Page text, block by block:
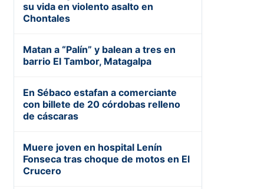
su vida en violento asalto en
Chontales
Matan a “Palín” y balean a tres en
barrio El Tambor, Matagalpa
En Sébaco estafan a comerciante
con billete de 20 córdobas relleno
de cáscaras
Muere joven en hospital Lenín
Fonseca tras choque de motos en El
Crucero